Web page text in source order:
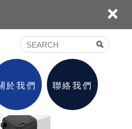
×
於我們 聯絡我們